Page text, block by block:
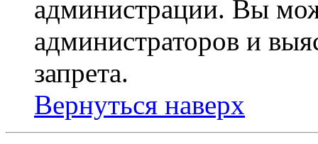
администрации. Вы
администраторов и
запрета.
Вернуться наверх